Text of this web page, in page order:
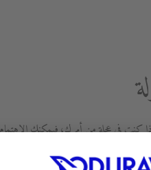
إذا كنت في عجلة من أمرك، فيمكنك
الحمام. إن القدرة على استخدام
موفرة للمساحة للغاية لأنها لا